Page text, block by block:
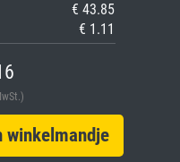
€ 43.85
€ 1.11
winkelmandje